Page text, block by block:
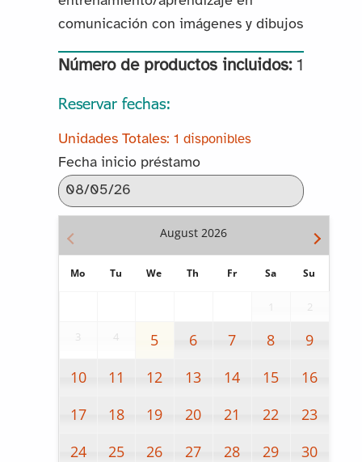
comunicación con imágenes y dibujos
Número de productos incluidos:1
Reservar fechas:
1 disponibles
Fecha inicio préstamo
August 2026
Mo Tu We Th Fr Sa Su
2
3 4 5 6 7 8
9
10
11 12 13 14 15
16
17
18 19 20 21 22
23
24
25 26 27 28 29
30